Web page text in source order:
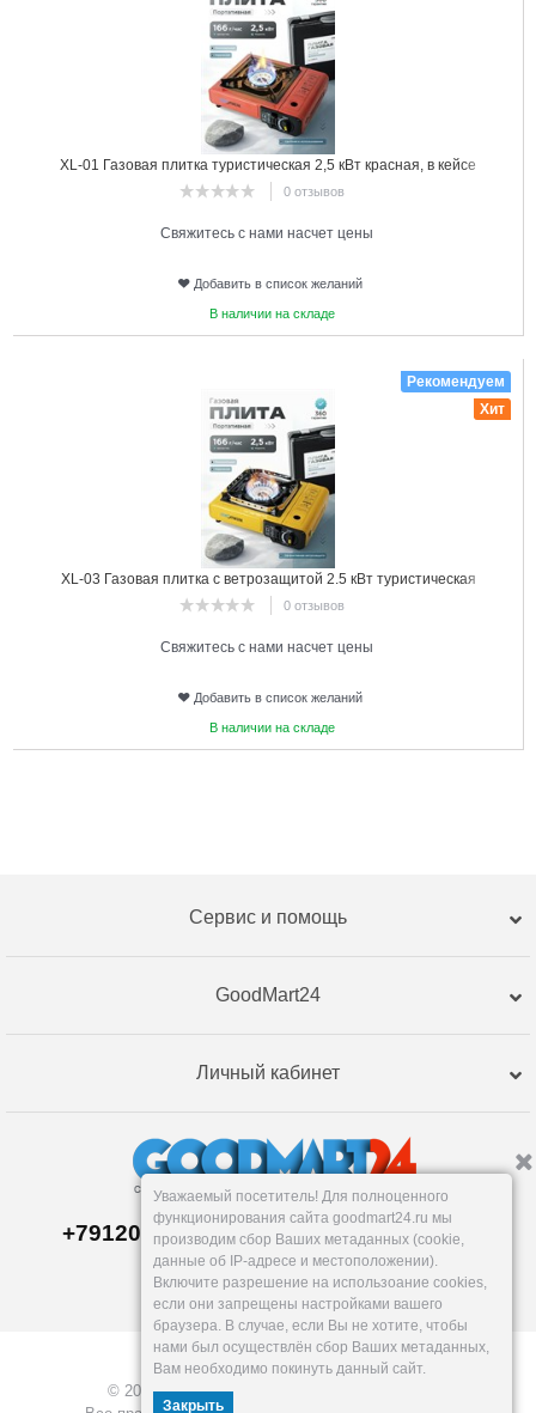
XL-01 Газовая плитка туристическая 2,5 кВт красная, в кейсе
STROMWERK0 отзывов
Свяжитесь с нами насчет цены
Добавить в список желаний
В наличии на складе
XL-03 Газовая плитка с ветрозащитой 2.5 кВт туристическая
STROMWERK в кейсе
0 отзывов
Рекомендуем
Хит
Свяжитесь с нами насчет цены
Добавить в список желаний
В наличии на складе
Сервис и помощь
GoodMart24
Личный кабинет
+79120359762, +79120359761 MAX,TG
Склад в Екатеринбург е
Пн-Пт: 10-19, Сб, Вс: вых.
info@goodmart24.ru
© 2026, GoodMart24.ru — Склад низких цен.
Уважаемый посетитель! Для полноценного
функционирования сайта goodmart24.ru мы
производим сбор Ваших метаданных (cookie,
данные об IP-адресе и местоположении).
Включите разрешение на использоание cookies,
если они запрещены настройками вашего
браузера. В случае, если Вы не хотите, чтобы
нами был осуществлён сбор Ваших метаданных,
Вам необходимо покинуть данный сайт.
Закрыть